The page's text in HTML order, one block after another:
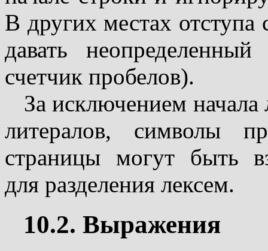
В других местах
давать
счетчик пробелов).
За исключением начала
литералов, символы
страницы могут быть
для разделения лексем.
10.2. Выражения